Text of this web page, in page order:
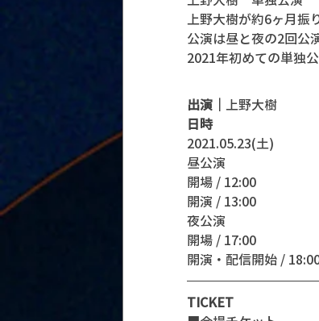
上野大樹が約6ヶ月振
公演は昼と夜の2回公
2021年初めての単独
出演｜ 上野大樹
日時
2021.05.23(土)
昼公演
開場 / 12:00
開演 / 13:00
夜公演
開場 / 17:00
開演・配信開始 /
TICKET